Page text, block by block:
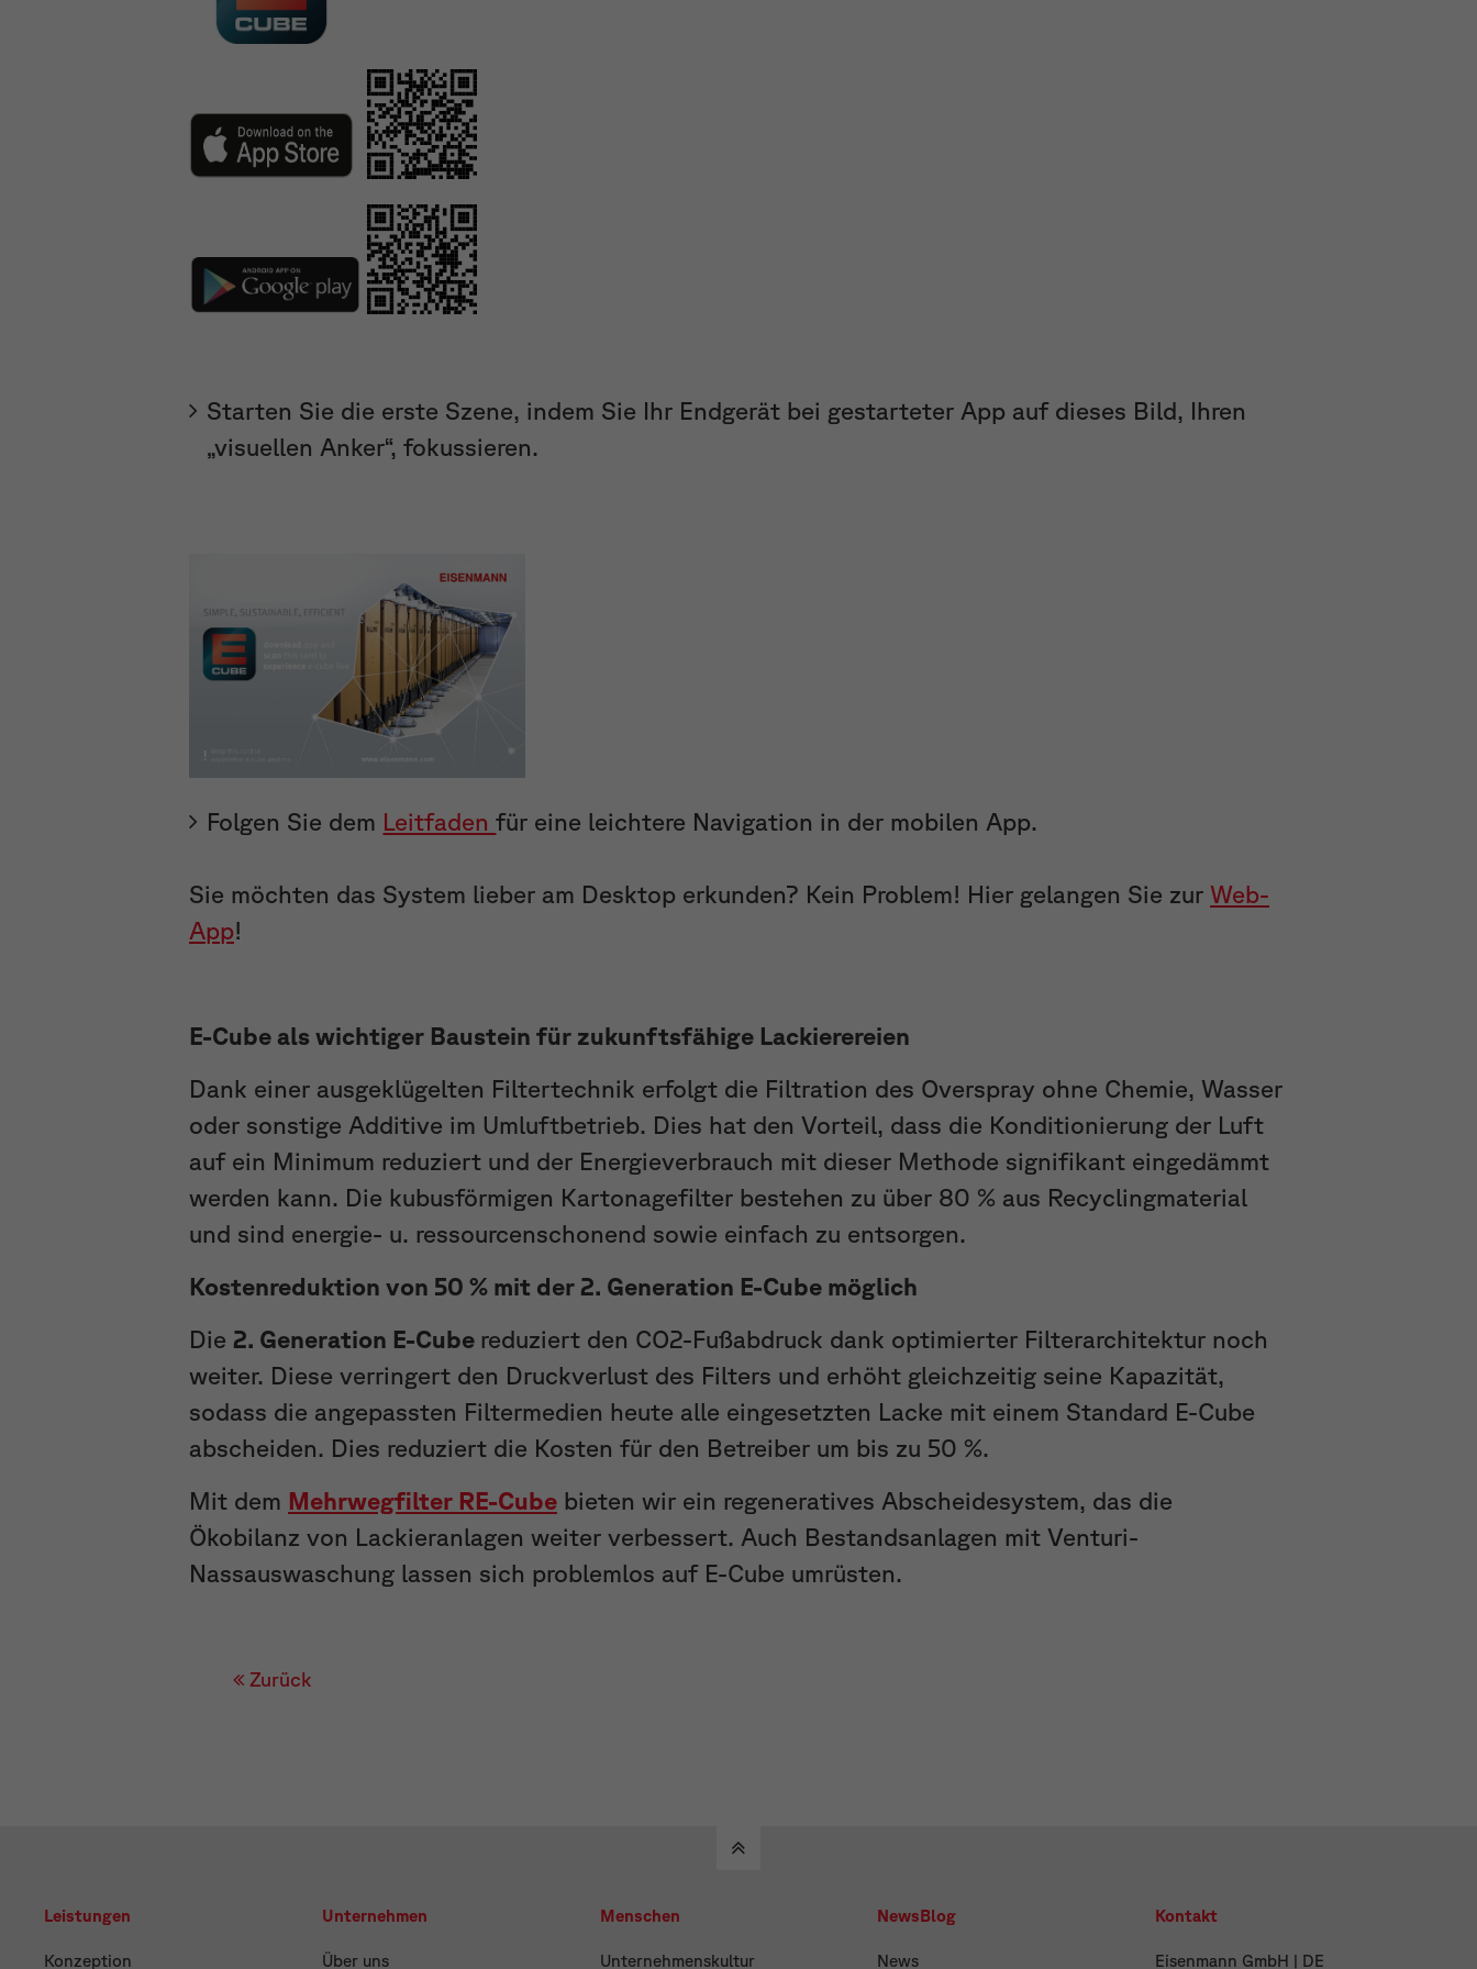
Starten Sie die erste Szene, indem Sie Ihr Endgerät bei gestarteter App auf dieses Bild, Ihren
„visuellen Anker“, fokussieren.
Folgen Sie dem Leitfadenfür eine leichtere Navigation in der mobilen App.
Sie möchten das System lieber am Desktop erkunden? Kein Problem! Hier gelangen Sie zur Web-
App!
E-Cube als wichtiger Baustein für zukunftsfähige Lackierereien
Dank einer ausgeklügelten Filtertechnik erfolgt die Filtration des Overspray ohne Chemie, Wasser
oder sonstige Additive im Umluftbetrieb. Dies hat den Vorteil, dass die Konditionierung der Luft
auf ein Minimum reduziert und der Energieverbrauch mit dieser Methode signifikant eingedämmt
werden kann. Die kubusförmigen Kartonagefilter bestehen zu über 80 % aus Recyclingmaterial
und sind energie- u. ressourcenschonend sowie einfach zu entsorgen.
Kostenreduktion von 50 % mit der 2. Generation E-Cube möglich
Die 2. Generation E-Cube reduziert den CO2-Fußabdruck dank optimierter Filterarchitektur noch
weiter. Diese verringert den Druckverlust des Filters und erhöht gleichzeitig seine Kapazität,
sodass die angepassten Filtermedien heute alle eingesetzten Lacke mit einem Standard E-Cube
abscheiden. Dies reduziert die Kosten für den Betreiber um bis zu 50 %.
Mit dem Mehrwegfilter RE-Cube bieten wir ein regeneratives Abscheidesystem, das die
Ökobilanz von Lackieranlagen weiter verbessert. Auch Bestandsanlagen mit Venturi-
Nassauswaschung lassen sich problemlos auf E-Cube umrüsten.
Zurück
Leistungen
Konzeption
Unternehmen
Über uns
Menschen
Unternehmenskultur
NewsBlog
News
Kontakt
Eisenmann GmbH | DE